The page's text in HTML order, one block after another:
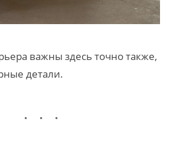
важны здесь точно также,
детали.